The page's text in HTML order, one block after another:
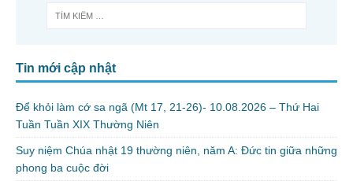
Tin mới cập nhật
Để khỏi làm cớ sa ngã (Mt 17, 21-26)- 10.08.2026 – Thứ Hai
Tuần Tuần XIX Thường Niên
Suy niệm Chúa nhật 19 thường niên, năm A: Đức tin giữa những
phong ba cuộc đời